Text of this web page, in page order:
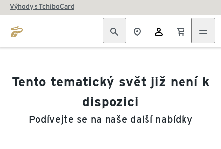
Výhody s TchiboCard
Tento tematický svět již není k
dispozici
Podívejte se na naše další nabídky